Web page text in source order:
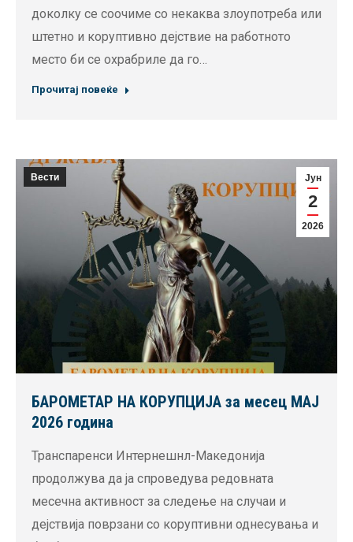
доколку се соочиме со некаква злоупотреба или
штетно и коруптивно дејствие на работното
место би се охрабриле да го…
Прочитај повеќе
Јун
2
2026
Вести
БАРОМЕТАР НА КОРУПЦИЈА за месец MAJ
2026 година
Транспаренси Интернешнл-Македонија
продолжува да ја спроведува редовната
месечна активност за следење на случаи и
дејствија поврзани со коруптивни однесувања и